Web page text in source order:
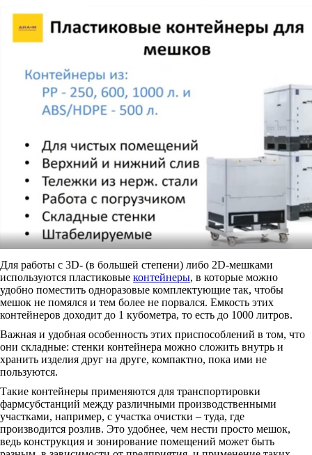
Для работы с 3D- (в большей степени) либо 2D-мешками
используются пластиковые контейнеры, в которые можно
удобно поместить одноразовые комплектующие так, чтобы
мешок не помялся и тем более не порвался. Емкость этих
контейнеров доходит до 1 кубометра, то есть до 1000 литров.
Важная и удобная особенность этих приспособлений в том, что
они складные: стенки контейнера можно сложить внутрь и
хранить изделия друг на друге, компактно, пока ими не
пользуются.
Такие контейнеры применяются для транспортировки
фармсубстанций между различными производственными
участками, например, с участка очистки – туда, где
производится розлив. Это удобнее, чем нести просто мешок,
ведь конструкция и зонирование помещений может быть